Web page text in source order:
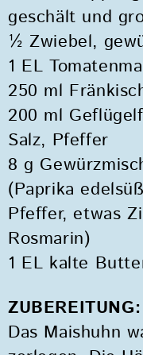
geschält und
½ Zwiebel,
1 EL
250 ml
200 ml
Salz, Pfeffer
8 g
(Paprika
Pfeffer, etwas
Rosmarin)
1 EL kalte
ZUBEREITUNG:
Das Maishuhn